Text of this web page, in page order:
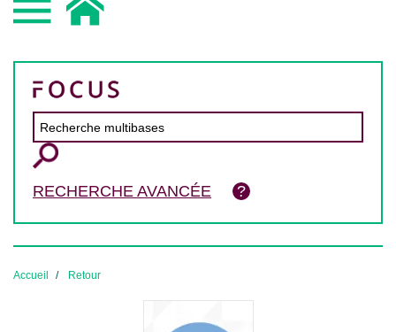
RECHERCHE AVANCÉE
Accueil Retour